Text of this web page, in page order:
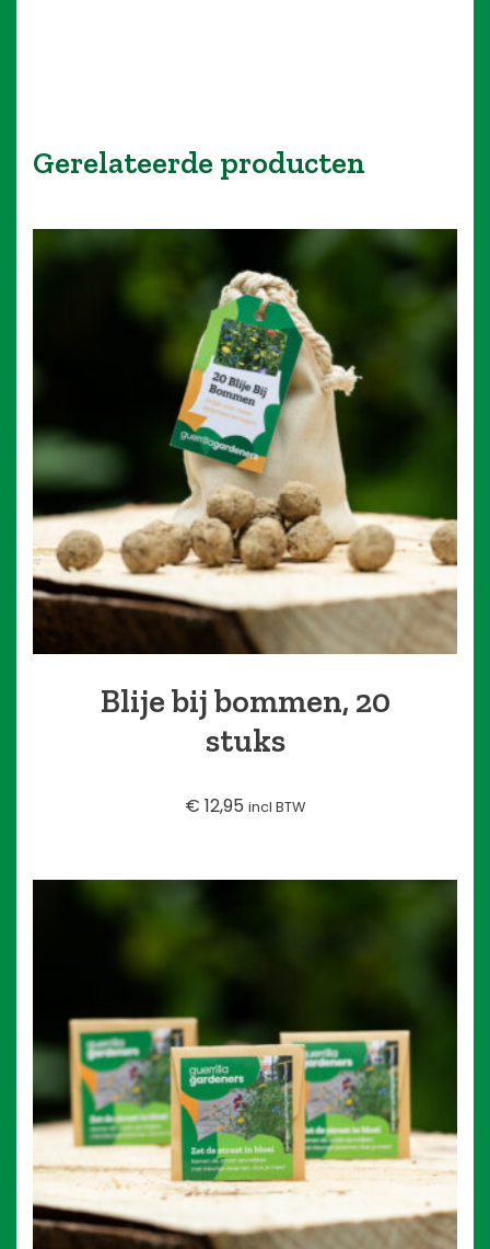
Gerelateerde producten
Blije bij bommen, 20
stuks
€ 12,95 incl BTW